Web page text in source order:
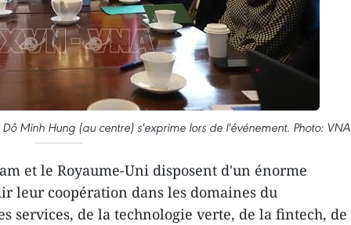
Minh Hung (au centre) s'exprime lors de l'événement. Photo: VNA
et le Royaume-Uni disposent d'un énorme
leur coopération dans les domaines du
services, de la technologie verte, de la fintech, de